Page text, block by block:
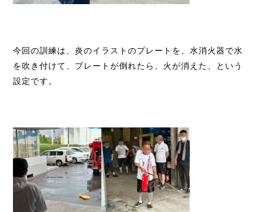
今回の訓練は、炎のイラストのプレートを、水消火器で水
を吹き付けて、プレートが倒れたら、火が消えた、という
設定です。